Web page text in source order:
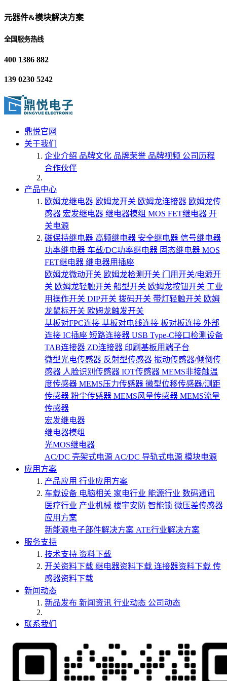
元器件&模块解决方案
全国服务热线
400 1386 882
139 0230 5242
鼎悦官网
关于我们
企业介绍 品牌文化 品牌荣誉 品牌视频 公司历程
合作伙伴
产品中心
欧姆龙继电器 欧姆龙开关 欧姆龙连接器 欧姆龙传
感器 宏发继电器 继电器模组 MOS FET继电器 开
关电源
磁保持继电器 高频继电器 安全继电器 信号继电器
功率继电器 车载/DC功率继电器 固态继电器 MOS
FET继电器 继电器用插座
欧姆龙微动开关 欧姆龙检测开关 门用开关/电源开
关 欧姆龙轻触开关 船型开关 欧姆龙按钮开关 工业
用操作开关 DIP开关 拨码开关 带灯轻触开关 欧姆
龙鼠标开关 欧姆龙触发开关
基板对FPC连接 基板对电线连接 板对板连接 外部
连接 IC插座 短路连接器 USB Type-C接口检测设备
TAB连接器 ZD连接器 印刷基板用端子台
微型光电传感器 反射型传感器 振动传感器/倾倒传
感器 人脸识别传感器 IOT传感器 MEMS非接触温
度传感器 MEMS压力传感器 微型位移传感器/测距
传感器 粉尘传感器 MEMS风量传感器 MEMS流量
传感器
宏发继电器
继电器模组
光MOS继电器
AC/DC 壳架式电源 AC/DC 导轨式电源 模块电源
应用方案
产品应用 行业应用方案
车载设备 电脑相关 家电行业 能源行业 数码通讯
医疗行业 产业机械 楼宇安防 智能锁 微压差传感器
应用方案
新能源电子部件解决方案 ATE行业解决方案
服务支持
技术支持 资料下载
开关资料下载 继电器资料下载 连接器资料下载 传
感器资料下载
新闻动态
新品发布 新闻资讯 行业动态 公司动态
联系我们